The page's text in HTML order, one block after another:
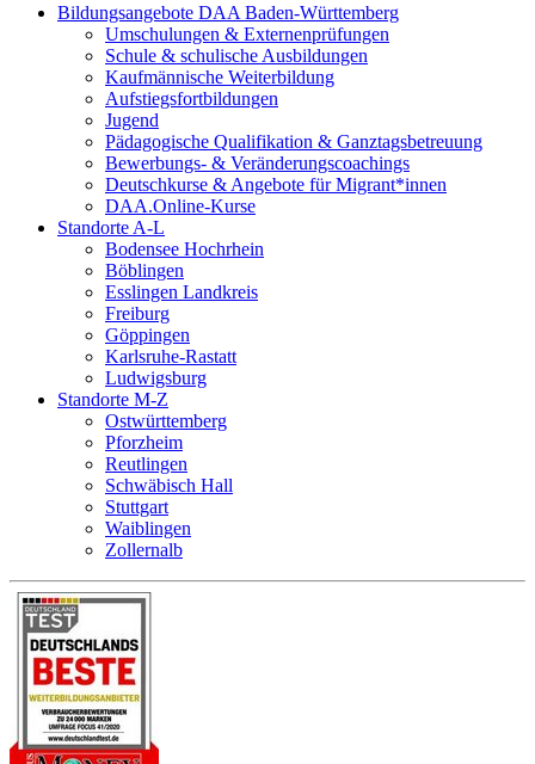
Bildungsangebote DAA Baden-Württemberg
Umschulungen & Externenprüfungen
Schule & schulische Ausbildungen
Kaufmännische Weiterbildung
Aufstiegsfortbildungen
Jugend
Pädagogische Qualifikation & Ganztagsbetreuung
Bewerbungs- & Veränderungscoachings
Deutschkurse & Angebote für Migrant*innen
DAA.Online-Kurse
Standorte A-L
Bodensee Hochrhein
Böblingen
Esslingen Landkreis
Freiburg
Göppingen
Karlsruhe-Rastatt
Ludwigsburg
Standorte M-Z
Ostwürttemberg
Pforzheim
Reutlingen
Schwäbisch Hall
Stuttgart
Waiblingen
Zollernalb